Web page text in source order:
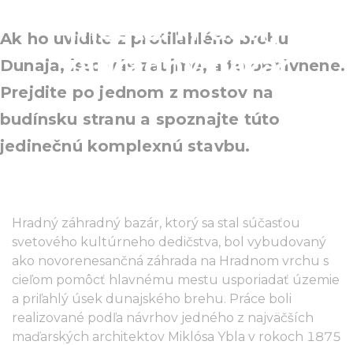
mesta: Hradný
záhradný bazár
Ak ho uvidíte z protiľahlého brehu
Dunaja, isto vás zaujme, a to oprávnene.
Prejdite po jednom z mostov na
budínsku stranu a spoznajte túto
jedinečnú komplexnú stavbu.
Hradný záhradný bazár, ktorý sa stal súčasťou
svetového kultúrneho dedičstva, bol vybudovaný
ako novorenesančná záhrada na Hradnom vrchu s
cieľom pomôcť hlavnému mestu usporiadať územie
a priľahlý úsek dunajského brehu. Práce boli
realizované podľa návrhov jedného z najväčších
maďarských architektov Miklósa Ybla v rokoch 1875